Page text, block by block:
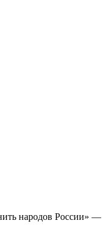
народов России» —